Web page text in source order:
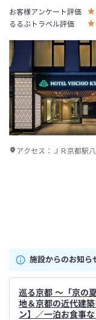
お客様アンケート評価
るるぶトラベル評価
アクセス： ＪＲ京都駅
施設からのお知ら
巡る京都 ～「京の
地＆京都の近代建
ン】／一泊お食事な